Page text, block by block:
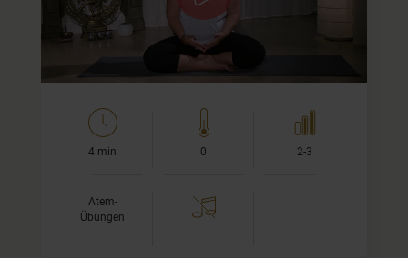
4 min 0 2-3
Atem-
Übungen